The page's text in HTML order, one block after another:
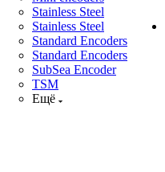
Stainless Steel
Stainless Steel
Standard Encoders
Standard Encoders
SubSea Encoder
TSM
Ещё